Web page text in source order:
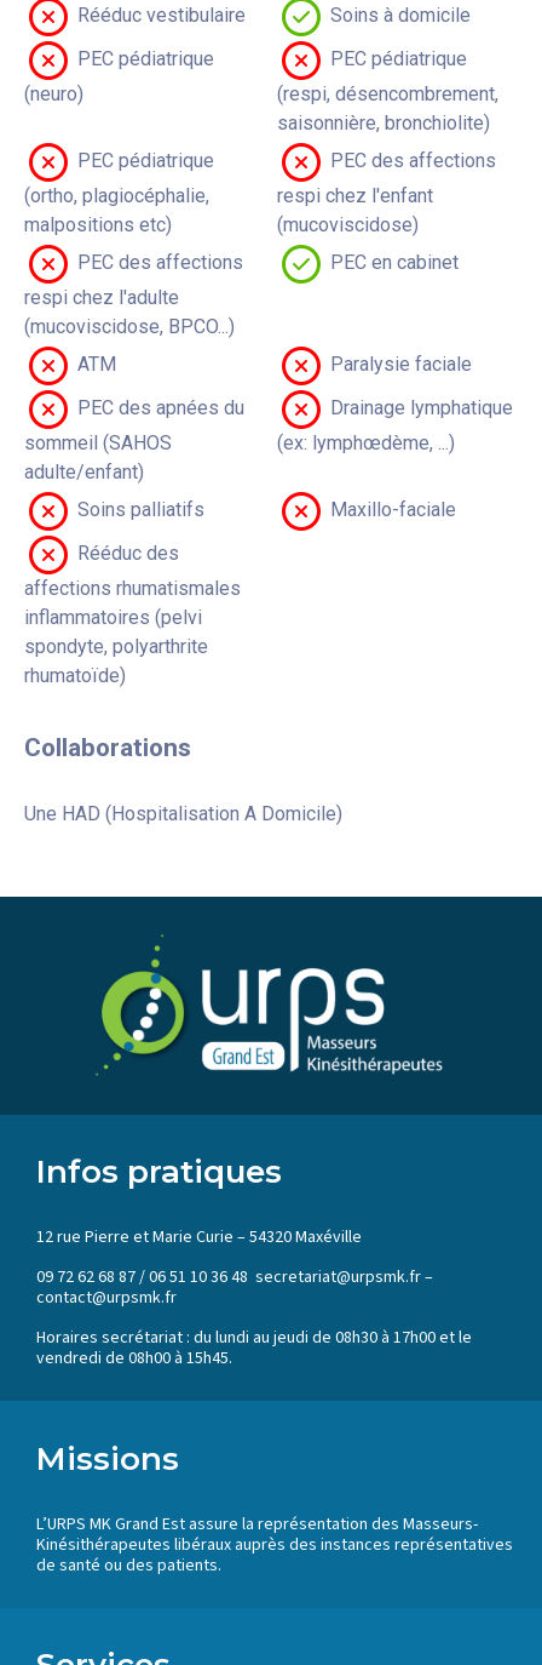
Rééduc vestibulaire
Soins à domicile
PEC pédiatrique
(neuro)
PEC pédiatrique
(respi, désencombrement,
saisonnière, bronchiolite)
PEC pédiatrique
(ortho, plagiocéphalie,
malpositions etc)
PEC des affections
respi chez l'enfant
(mucoviscidose)
PEC des affections
respi chez l'adulte
(mucoviscidose, BPCO...)
PEC en cabinet
ATM
Paralysie faciale
PEC des apnées du
sommeil (SAHOS
adulte/enfant)
Drainage lymphatique
(ex: lymphœdème, ...)
Soins palliatifs
Maxillo-faciale
Rééduc des
affections rhumatismales
inflammatoires (pelvi
spondyte, polyarthrite
rhumatoïde)
Collaborations
Une HAD (Hospitalisation A Domicile)
Infos pratiques
12 rue Pierre et Marie Curie – 54320 Maxéville
09 72 62 68 87 / 06 51 10 36 48 secretariat@urpsmk.fr –
contact@urpsmk.fr
Horaires secrétariat : du lundi au jeudi de 08h30 à 17h00 et le
vendredi de 08h00 à 15h45.
Missions
L’URPS MK Grand Est assure la représentation des Masseurs-
Kinésithérapeutes libéraux auprès des instances représentatives
de santé ou des patients.